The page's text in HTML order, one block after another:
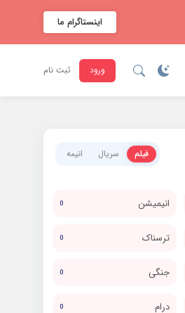
اینستاگرام ما
ورود ثبت نام
فیلم سریال انیمه
انیمیشن 0
ترسناک 0
جنگی 0
درام 0